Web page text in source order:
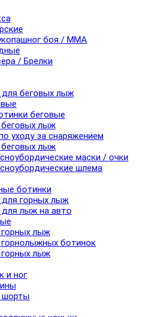
боя / ММА
/ Брелки
для беговых лыж
беговые
лыж
уходу за снаряжением
лыж
маски / очки
шлема
ботинки
для горных лыж
для лыж на авто
лыж
ботинок
лыж
и ног